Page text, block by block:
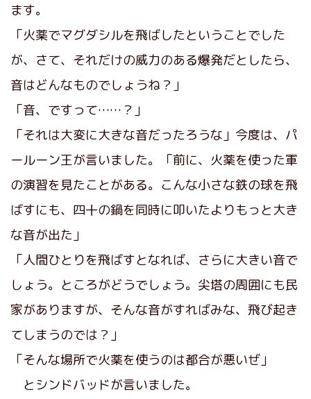
ます。
「火薬でマグダシルを飛ばしたということでした
が、さて、それだけの威力のある爆発だとしたら、
音はどんなものでしょうね？」
「音、ですって……？」
「それは大変に大きな音だったろうな」今度は、パ
ールーン王が言いました。「前に、火薬を使った軍
の演習を見たことがある。こんな小さな鉄の球を飛
ばすにも、四十の鍋を同時に叩いたよりもっと大き
な音が出た」
「人間ひとりを飛ばすとなれば、さらに大きい音で
しょう。ところがどうでしょう。尖塔の周囲にも民
家がありますが、そんな音がすればみな、飛び起き
てしまうのでは？」
「そんな場所で火薬を使うのは都合が悪いぜ」
とシンドバッドが言いました。